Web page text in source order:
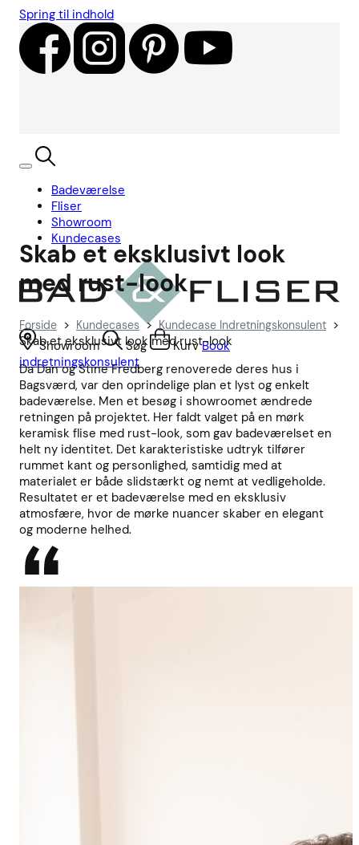
Spring til indhold
Badeværelse
Fliser
Showroom
Kundecases
Showroom Søg KurvBook
indretningskonsulent
Skab et eksklusivt look
med rust-look
Forside > Kundecases > Kundecase Indretningskonsulent >
Skab et eksklusivt look med rust-look
Da Dan og Stine Fredberg renoverede deres hus i
Bagsværd, var den oprindelige plan et lyst og enkelt
badeværelse. Men et besøg i showroomet ændrede
retningen på projektet. Her faldt valget på en mørk
keramisk flise med rust-look, som gav badeværelset en
helt ny identitet. Det karakteristiske udtryk tilfører
rummet kant og personlighed, samtidig med at
materialet er både slidstærkt og nemt at vedligeholde.
Resultatet er et badeværelse med en eksklusiv
atmosfære, hvor de mørke nuancer skaber en elegant
og moderne helhed.